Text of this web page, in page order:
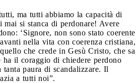
ma tutti abbiamo la capacità di
si stanca di perdonare! Avere
‘Signore, non sono stato coerente
nella vita con coerenza cristiana,
che crede in Gesù Cristo, che sa
ha il coraggio di chiedere perdono
tanta paura di scandalizzare. Il
a tutti noi”.